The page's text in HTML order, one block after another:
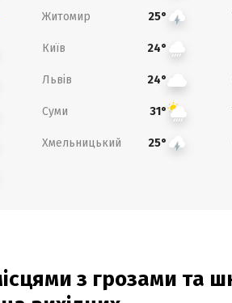
Житомир 25°
Київ 24°
Львів 24°
Суми 31°
Хмельницький 25°
з грозами та